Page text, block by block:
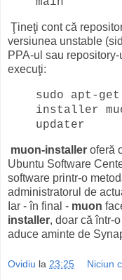
Ţineţi cont că
versiunea unstable
PPA-ul sau
execuţi:
sudo apt-
installer
updater
muon-installer oferă
Ubuntu Software
software printr-o
administratorul de
Iar - în final - muon
installer, doar că într-
aduce aminte de
Ovidiu la 23:25 Niciun